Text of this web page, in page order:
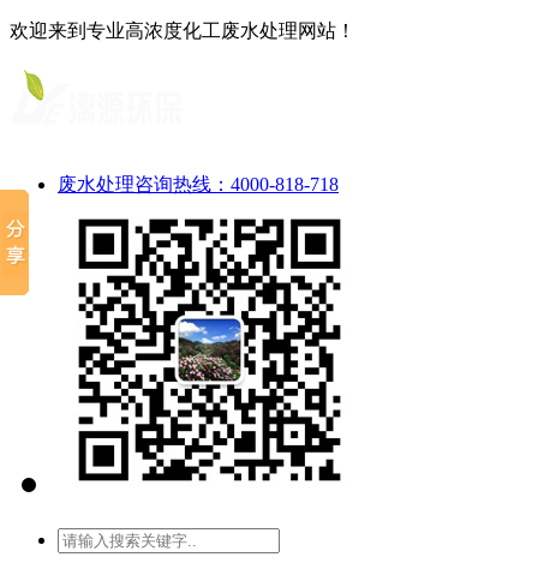
欢迎来到专业高浓度化工废水处理网站！
废水处理咨询热线：4000-818-718